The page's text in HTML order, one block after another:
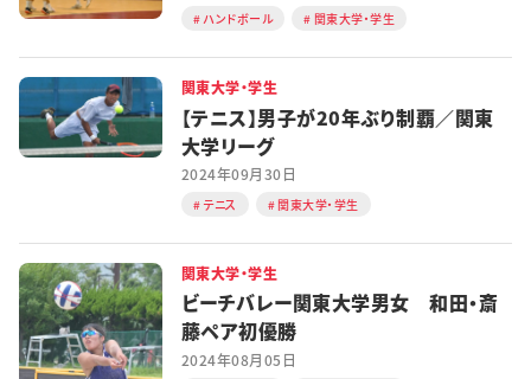
付属校
スポーツ
校友
イベント
ハンドボール 関東大学・学生
関東大学・学生
【テニス】男子が20年ぶり制覇／関東
大学リーグ
2024年09月30日
テニス 関東大学・学生
関東大学・学生
ビーチバレー関東大学男女 和田・斎
藤ペア初優勝
2024年08月05日